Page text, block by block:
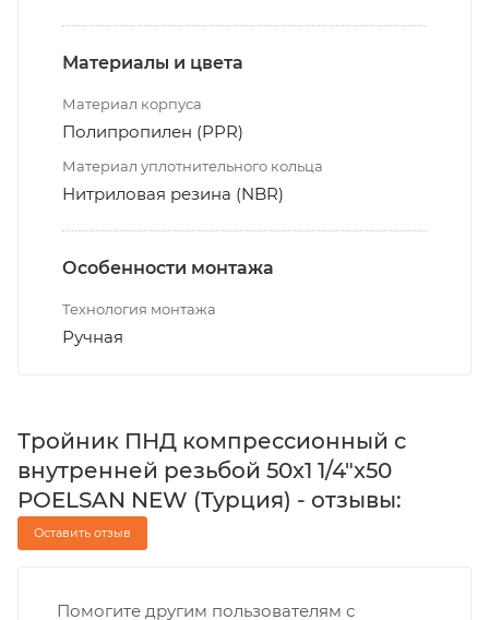
Материалы и цвета
Материал корпуса
Полипропилен (PPR)
Материал уплотнительного кольца
Нитриловая резина (NBR)
Особенности монтажа
Технология монтажа
Ручная
Тройник ПНД компрессионный с
внутренней резьбой 50х1 1/4"х50
POELSAN NEW (Турция) - отзывы:
Оставить отзыв
Помогите другим пользователям с